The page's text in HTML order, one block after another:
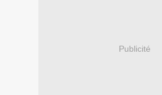
Publicité